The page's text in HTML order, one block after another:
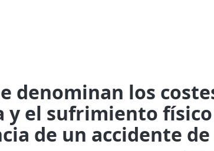
denominan los
y el sufrimiento
de un accidente